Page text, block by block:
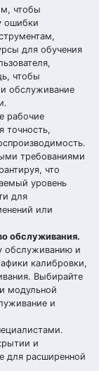
чтобы
ошибки
для обучения
чтобы
и обслуживание
рабочие
точность,
требованиями
что
уровень
для
или
обслуживания.
обслуживанию и
калибровки,
Выбирайте
модульной
и
и
для расширенной